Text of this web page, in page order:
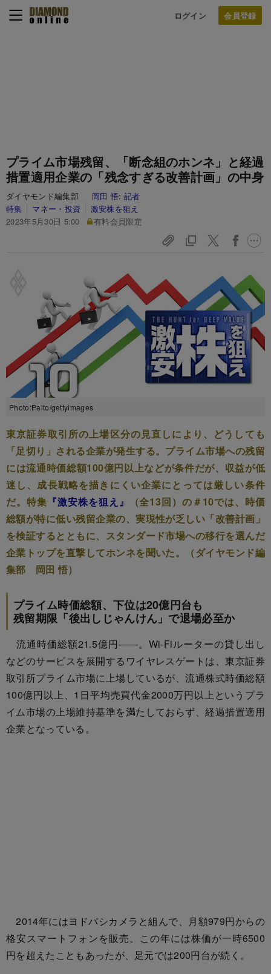
ログイン
プライム市場残留、「断念組のホンネ」と経過
措置適用企業の「残念すぎる改善計画」の中身
ダイヤモンド編集部 岡田 悟: 記者
特集
マネー・投資
激安株を狙え
2023年5月30日 5:00
有料会員限定
Photo:Palto/gettyimages
東京証券取引所の上場区分の見直しにより、どうしても
「足切り」される企業が発生する。プライム市場への残留
には流通時価総額100億円以上などが条件だが、収益が低
迷し、成長戦略を描きにくい企業にとっては厳しい条件
だ。特集 『激安株を狙え』
（全13回）の＃10では、時価
総額が特に低い残留企業の、実現性が乏しい「改善計画」
を検証するとともに、スタンダード市場への移行を選んだ
企業トップを直撃してホンネを聞いた。（ダイヤモンド編
集部 岡田 悟）
プライム時価総額、下位は20億円台も
残留期限「後出しじゃんけん」で退場必至か
流通時価総額21.5億円――。Wi-Fiルーターの貸し出し
などのサービスを展開するワイヤレスゲートは、東京証券
取引所プライム市場に上場しているが、流通株式時価総額
100億円以上、1日平均売買代金2000万円以上というプラ
イム市場の上場維持基準を満たしておらず、経過措置適用
企業となっている。
2014年にはヨドバシカメラと組んで、月額979円からの
格安スマートフォンを販売。この年には株価が一時6500
円を超えたこともあったが、足元では200円台が続く。